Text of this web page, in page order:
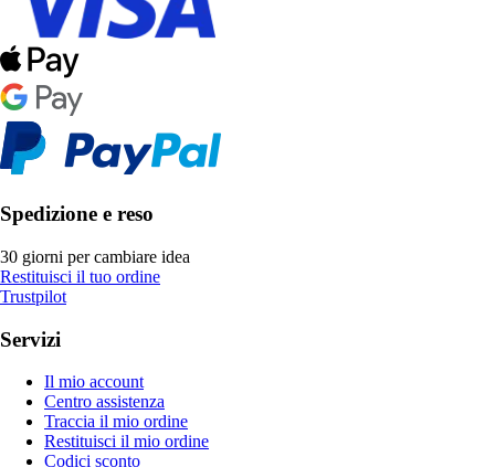
Spedizione e reso
30 giorni per cambiare idea
Restituisci il tuo ordine
Trustpilot
Servizi
Il mio account
Centro assistenza
Traccia il mio ordine
Restituisci il mio ordine
Codici sconto